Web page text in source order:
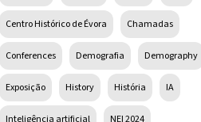
Centro Histórico de Évora Chamadas
Conferences Demografia Demography
Exposição History História IA
Inteligência artificial NEI 2024